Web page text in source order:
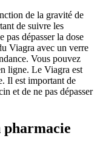
de la gravité de
de suivre les
pas dépasser la dose
Viagra avec un verre
Vous pouvez
ligne. Le Viagra est
Il est important de
et de ne pas dépasser
pharmacie